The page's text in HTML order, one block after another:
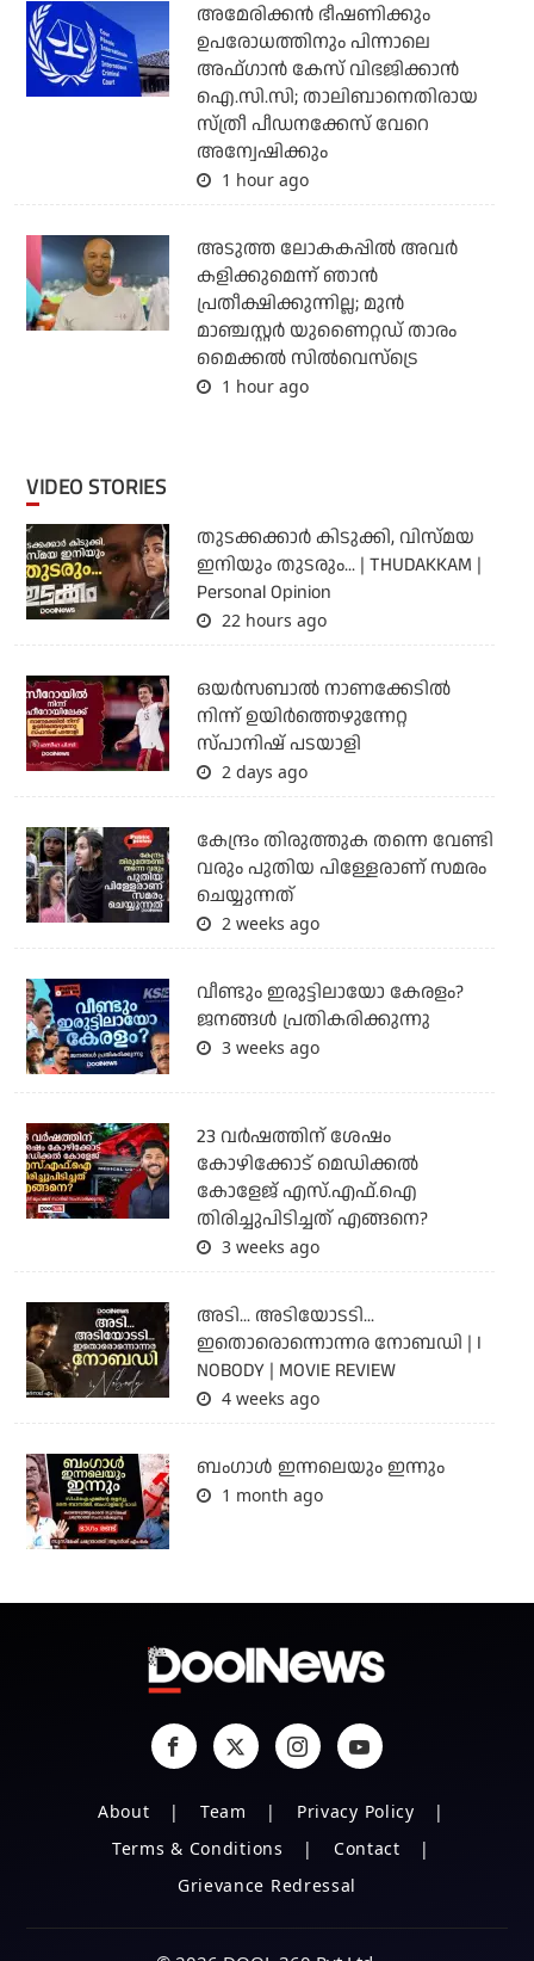
അമേരിക്കന്‍ ഭീഷണിക്കും
ഉപരോധത്തിനും പിന്നാലെ
അഫ്ഗാന്‍ കേസ് വിഭജിക്കാന്‍
ഐ.സി.സി; താലിബാനെതിരായ
സ്ത്രീ പീഡനക്കേസ് വേറെ
അന്വേഷിക്കും
1 hour ago
അടുത്ത ലോകകപ്പില്‍ അവര്‍
കളിക്കുമെന്ന് ഞാന്‍
പ്രതീക്ഷിക്കുന്നില്ല; മുന്‍
മാഞ്ചസ്റ്റര്‍ യുണൈറ്റഡ് താരം
മൈക്കൽ സില്‍വെസ്‌ട്രെ
1 hour ago
VIDEO STORIES
തുടക്കക്കാര്‍ കിടുക്കി, വിസ്മയ
ഇനിയും തുടരും... | THUDAKKAM |
Personal Opinion
22 hours ago
ഒയര്‍സബാൽ നാണക്കേടിൽ
നിന്ന് ഉയിർത്തെഴുന്നേറ്റ
സ്പാനിഷ് പടയാളി
2 days ago
കേന്ദ്രം തിരുത്തുക തന്നെ വേണ്ടി
വരും പുതിയ പിള്ളേരാണ് സമരം
ചെയ്യുന്നത്
2 weeks ago
വീണ്ടും ഇരുട്ടിലായോ കേരളം?
ജനങ്ങൾ പ്രതികരിക്കുന്നു
3 weeks ago
23 വർഷത്തിന് ശേഷം
കോഴിക്കോട് മെഡിക്കൽ
കോളേജ് എസ്.എഫ്.ഐ
തിരിച്ചുപിടിച്ചത് എങ്ങനെ?
3 weeks ago
അടി... അടിയോടടി...
ഇതൊരൊന്നൊന്നര നോബഡി | I
NOBODY | MOVIE REVIEW
4 weeks ago
ബംഗാള്‍ ഇന്നലെയും ഇന്നും
1 month ago
About Team
Privacy Policy
Terms & Conditions
Contact
Grievance Redressal